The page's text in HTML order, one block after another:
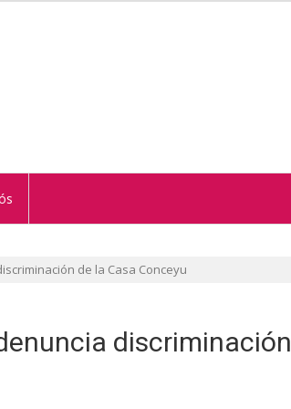
de la Casa Conceyu
discriminación